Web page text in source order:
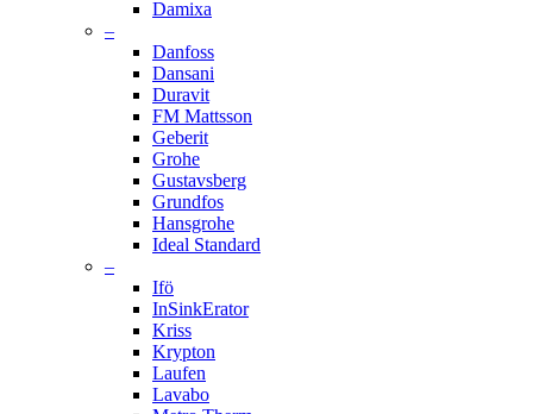
Damixa
–
Danfoss
Dansani
Duravit
FM Mattsson
Geberit
Grohe
Gustavsberg
Grundfos
Hansgrohe
Ideal Standard
–
Ifö
InSinkErator
Kriss
Krypton
Laufen
Lavabo